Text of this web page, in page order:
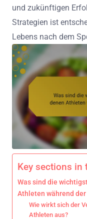
und zukünftigen
Strategien ist
Lebens nach dem
Key sections in
Was sind die
Athleten während
Wie wirkt sich der
Athleten aus?